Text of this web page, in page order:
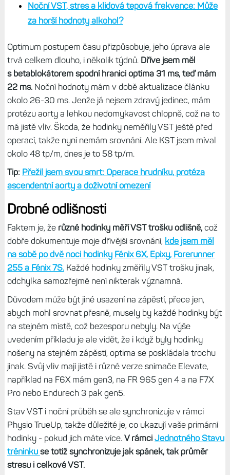
Noční VST, stres a klidová tepová frekvence: Může
za horší hodnoty alkohol?
Optimum postupem času přizpůsobuje, jeho úprava ale
trvá celkem dlouho, i několik týdnů. Dříve jsem měl
sbetablokátorem spodní hranici optima 31 ms, teď mám
22 ms. Noční hodnoty mám v době aktualizace článku
okolo 26-30 ms. Jenže já nejsem zdravý jedinec, mám
protézu aorty a lehkou nedomykavost chlopně, což na to
má jistě vliv. Škoda, že hodinky neměřily VST ještě před
operací, takže nyní nemám srovnání. Ale KST jsem míval
okolo 48 tp/m, dnes je to 58 tp/m.
Tip: Přežil jsem svou smrt: Operace hrudníku, protéza
ascendentní aorty a doživotní omezení
Drobné odlišnosti
Faktem je, že různé hodinky měří VST trošku odlišně,což
dobře dokumentuje moje dřívější srovnání, kde jsem měl
na sobě po dvě noci hodinky Fénix 6X, Epixy, Forerunner
255 a Fénix 7S.Každé hodinky změřily VST trošku jinak,
odchylka samozřejmě není nikterak významná.
Důvodem může být jiné usazení na zápěstí, přece jen,
abych mohl srovnat přesně, musely by každé hodinky být
na stejném místě, což bezesporu nebyly. Na výše
uvedením příkladu je ale vidět, že i když byly hodinky
nošeny na stejném zápěstí, optima se poskládala trochu
jinak. Svůj vliv mají jistě i různé verze snímače Elevate,
například na F6X mám gen3, na FR 965 gen 4 a na F7X
Pro nebo Endurech 3 pak gen5.
Stav VST i noční průběh se ale synchronizuje v rámci
Physio TrueUp, takže důležité je, co ukazují vaše primární
hodinky - pokud jich máte více. V rámci Jednotného Stavu
tréninku se totiž synchronizuje jak spánek, tak průměr
stresu i celkové VST.